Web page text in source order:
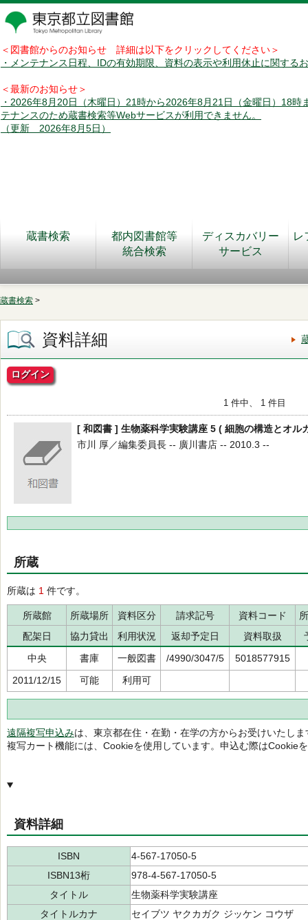
＜図書館からのお知らせ 詳細は以下をクリックしてください＞
・メンテナンス日程、IDの有効期限、資料の表示や利用休止に関する
＜最新のお知らせ＞
・2026年8月20日（木曜日）21時から2026年8月21日（金曜日）18時
テナンスのため蔵書検索等Webサービスが利用できません。
（更新 2026年8月5日）
蔵書検索
都内図書館等
統合検索
ディスカバリー
サービス
レ
蔵書検索 >
資料詳細
ログイン
1 件中、 1 件目
[ 和図書 ] 生物薬科学実験講座 5 ( 細胞の構造とオル
市川 厚／編集委員長 -- 廣川書店 -- 2010.3 --
所蔵
所蔵は 1 件です。
所蔵館 所蔵場所 資料区分 請求記号 資料コード
配架日
協力貸出 利用状況 返却予定日 資料取扱
中央
書庫 一般図書 /4990/3047/5
5018577915
2011/12/15
可能 利用可
遠隔複写申込みは、東京都在住・在勤・在学の方からお受けいたしま
複写カート機能には、Cookieを使用しています。申込む際はCookie
資料詳細
ISBN
4-567-17050-5
ISBN13桁
978-4-567-17050-5
タイトル
生物薬科学実験講座
タイトルカナ
セイブツ ヤクカガク ジッケン コウザ